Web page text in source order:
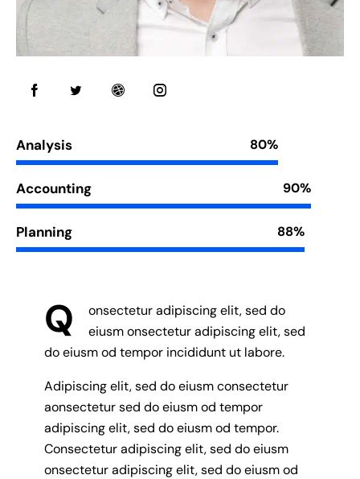
Analysis 80%
Accounting 90%
Planning 88%
Q
onsectetur adipiscing elit, sed do
eiusm onsectetur adipiscing elit, sed
do eiusm od tempor incididunt ut labore.
Adipiscing elit, sed do eiusm consectetur
aonsectetur sed do eiusm od tempor
adipiscing elit, sed do eiusm od tempor.
Consectetur adipiscing elit, sed do eiusm
onsectetur adipiscing elit, sed do eiusm od